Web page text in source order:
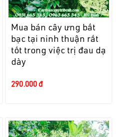
Mua bán cây ưng bất
bạc tại ninh thuận rất
tốt trong việc trị đau dạ
dày
290.000 đ